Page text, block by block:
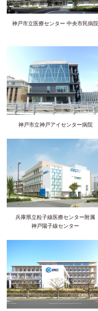
神戸市立医療センター 中央市民病院
神戸市立神戸アイセンター病院
兵庫県立粒子線医療センター附属
神戸陽子線センター